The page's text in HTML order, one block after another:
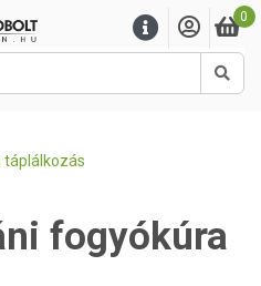
0
táplálkozás
fogyókúra